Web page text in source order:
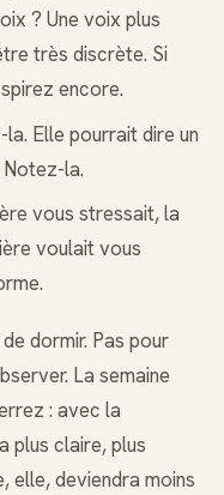
? Une voix plus
très discrète. Si
encore.
Elle pourrait dire un
Notez-la.
vous stressait, la
voulait vous
dormir. Pas pour
La semaine
: avec la
plus claire, plus
elle, deviendra moins